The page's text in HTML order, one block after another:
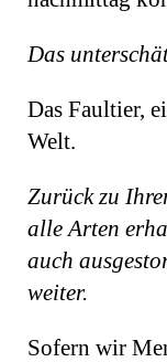
Das
Das Faultier,
Welt.
Zurück zu
alle Arten
auch
weiter.
Sofern wir